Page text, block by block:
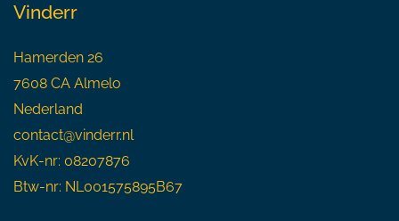
Vinderr
Hamerden 26
7608 CA Almelo
Nederland
contact@vinderr.nl
KvK-nr: 08207876
Btw-nr: NL001575895B67